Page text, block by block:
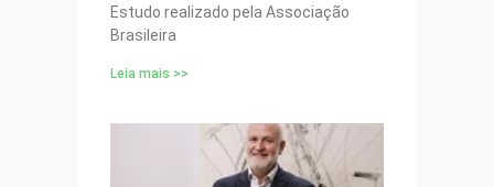
Estudo realizado pela Associação
Brasileira
Leia mais >>